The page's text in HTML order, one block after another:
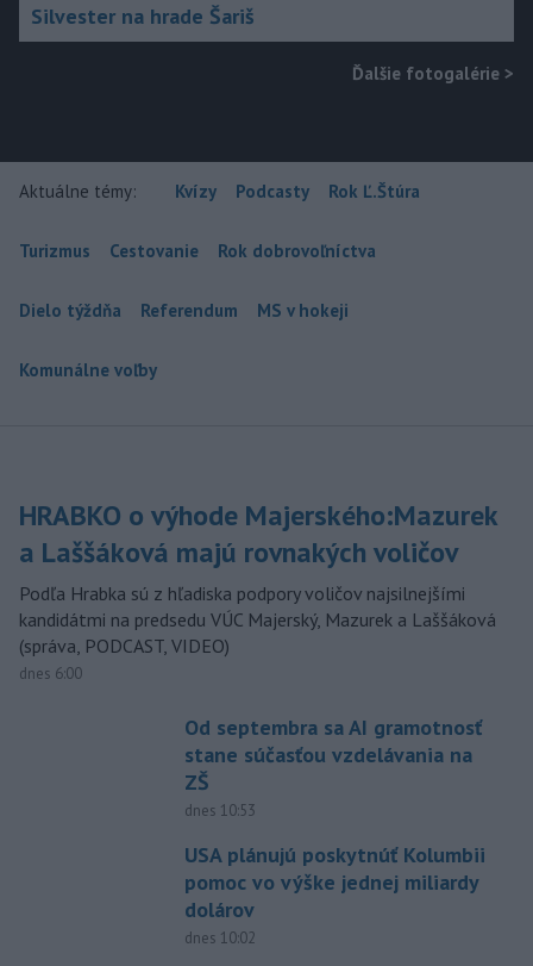
Silvester na hrade Šariš
Ďalšie fotogalérie >
Aktuálne témy: Kvízy Podcasty Rok Ľ.Štúra
Turizmus Cestovanie Rok dobrovoľníctva
Dielo týždňa Referendum MS v hokeji
Komunálne voľby
HRABKO o výhode Majerského:Mazurek
a Laššáková majú rovnakých voličov
Podľa Hrabka sú z hľadiska podpory voličov najsilnejšími
kandidátmi na predsedu VÚC Majerský, Mazurek a Laššáková
(správa, PODCAST, VIDEO)
dnes 6:00
Od septembra sa AI gramotnosť
stane súčasťou vzdelávania na
ZŠ
dnes 10:53
USA plánujú poskytnúť Kolumbii
pomoc vo výške jednej miliardy
dolárov
dnes 10:02